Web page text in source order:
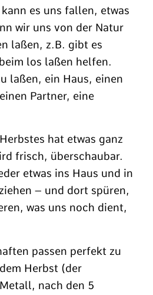
es uns fallen, etwas
wir uns von der Natur
laßen, z.B. gibt es
los laßen helfen.
laßen, ein Haus, einen
Partner, eine
hat etwas ganz
frisch, überschaubar.
etwas ins Haus und in
– und dort spüren,
was uns noch dient,
passen perfekt zu
Herbst (der
nach den 5